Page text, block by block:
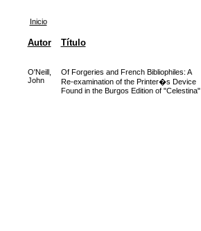
Inicio
Autor Título
O'Neill,
John
Of Forgeries and French Bibliophiles: A
Re-examination of the Printer�s Device
Found in the Burgos Edition of "Celestina"